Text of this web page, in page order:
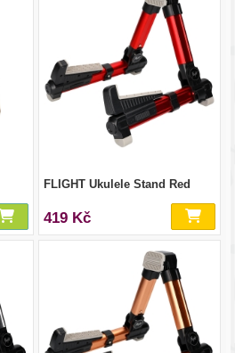
FLIGHT Ukulele Stand Red
419 Kč